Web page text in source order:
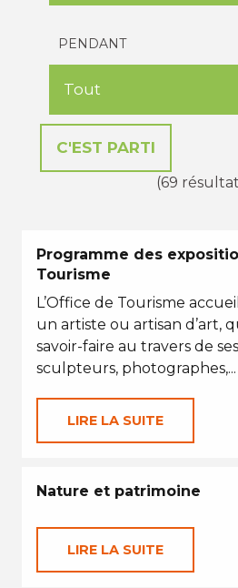
PENDANT
(69
Programme des
Tourisme
L’Office de Tourisme
un artiste ou artisan d’art,
savoir-faire au travers de
sculpteurs, photographes,...
LIRE LA SUITE
Nature et patrimoine
LIRE LA SUITE